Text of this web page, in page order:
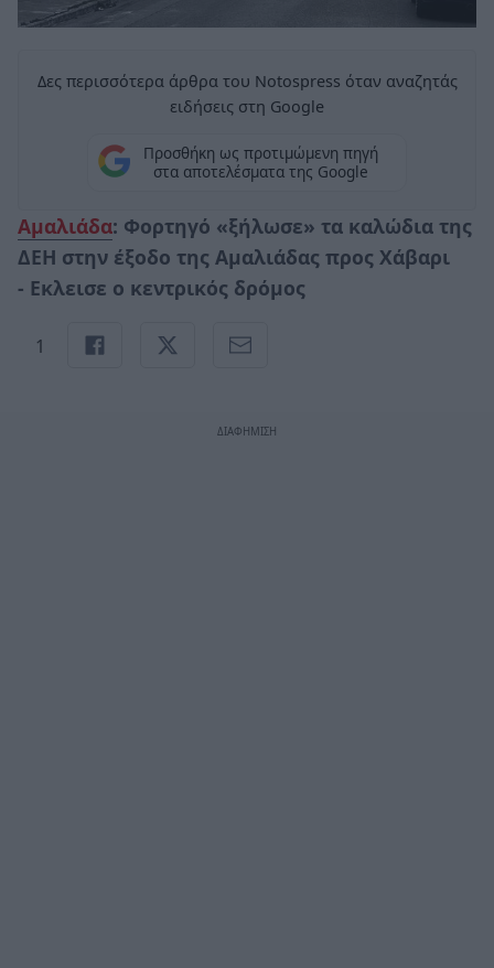
Δες περισσότερα άρθρα του Notospress όταν αναζητάς
ειδήσεις στη Google
Προσθήκη ως προτιμώμενη πηγή
στα αποτελέσματα της Google
Αμαλιάδα: Φορτηγό «ξήλωσε» τα καλώδια της
ΔΕΗ στην έξοδο της Αμαλιάδας προς Χάβαρι
- Εκλεισε ο κεντρικός δρόμος
1